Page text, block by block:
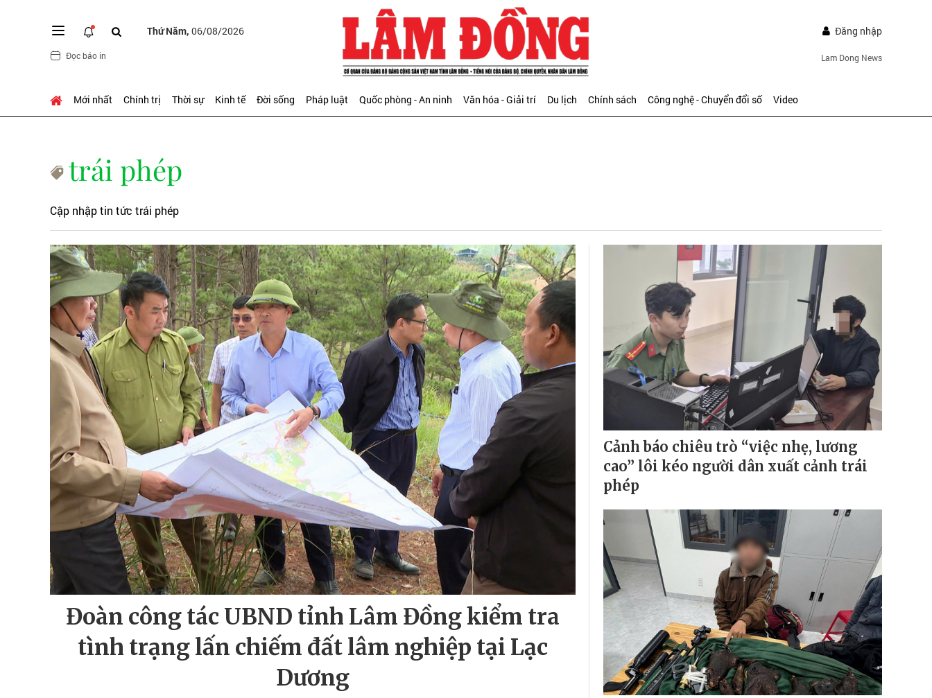
Thứ Năm, 06/08/2026
Đọc báo in
Đăng nhập
Lam Dong News
Mới nhất Chính trị Thời sự Kinh tế Đời sống Pháp luật Quốc phòng - An ninh Văn hóa - Giải trí Du lịch Chính sách Công nghệ - Chuyển đổi số Video
trái phép
Cập nhập tin tức trái phép
Đoàn công tác UBND tỉnh Lâm Đồng kiểm tra
tình trạng lấn chiếm đất lâm nghiệp tại Lạc
Dương
Cảnh báo chiêu trò “việc nhẹ, lương
cao” lôi kéo người dân xuất cảnh trái
phép